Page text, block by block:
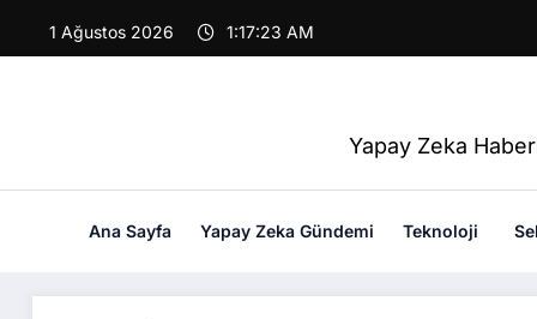
1 Ağustos 2026 1:17:24 AM
Yapay Zeka
Ana Sayfa Yapay Zeka Gündemi Teknoloji